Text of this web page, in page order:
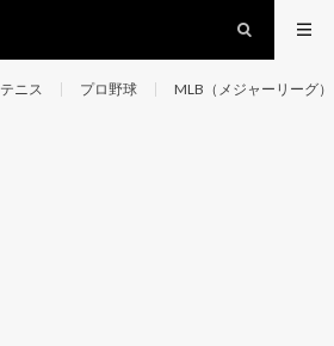
テニス プロ野球 MLB（メジャーリーグ）